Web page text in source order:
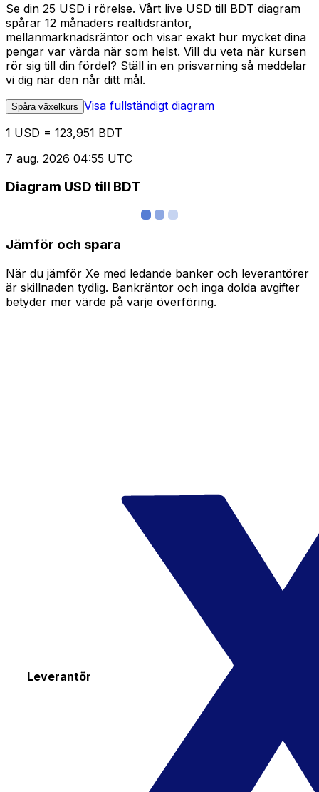
Se din 25 USD i rörelse. Vårt live USD till BDT diagram
spårar 12 månaders realtidsräntor,
mellanmarknadsräntor och visar exakt hur mycket dina
pengar var värda när som helst. Vill du veta när kursen
rör sig till din fördel? Ställ in en prisvarning så meddelar
vi dig när den når ditt mål.
Spåra växelkurs Visa fullständigt diagram
1 USD = 123,951 BDT
7 aug. 2026 04:55 UTC
Diagram USD till BDT
Jämför och spara
När du jämför Xe med ledande banker och leverantörer
är skillnaden tydlig. Bankräntor och inga dolda avgifter
betyder mer värde på varje överföring.
Leverantör